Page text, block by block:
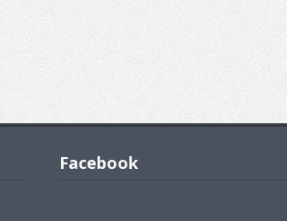
Facebook